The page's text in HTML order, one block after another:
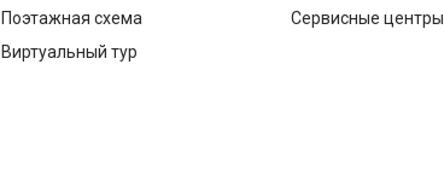
Поэтажная схема
Виртуальный тур
Сервисные центры